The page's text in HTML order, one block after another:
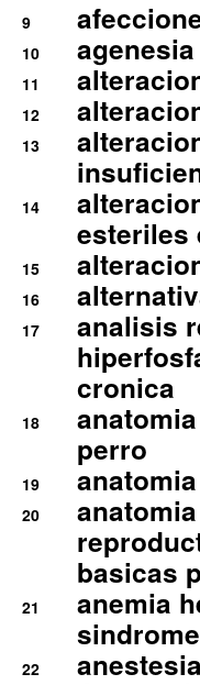
9
10
11
12
13
14
esteriles
15
16
17
analisis
cronica
18
perro
19
20
basicas
21
anemia
22